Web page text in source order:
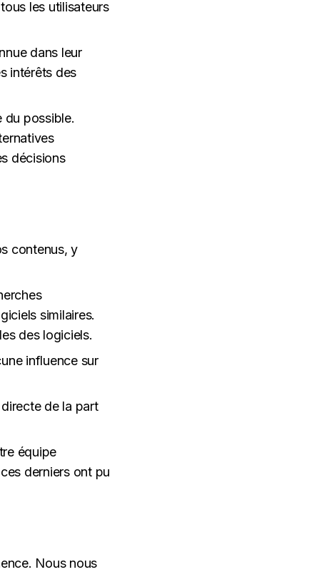
les utilisateurs
dans leur
intérêts des
du possible.
décisions
contenus, y
similaires.
des logiciels.
influence sur
de la part
équipe
derniers ont pu
Nous nous